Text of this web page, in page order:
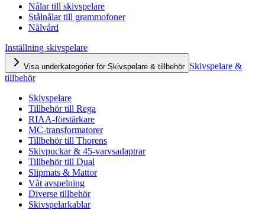
Nålar till skivspelare
Stålnålar till grammofoner
Nålvård
Inställning skivspelare
Visa underkategorier för Skivspelare & tillbehör Skivspelare &
tillbehör
Skivspelare
Tillbehör till Rega
RIAA-förstärkare
MC-transformatorer
Tillbehör till Thorens
Skivpuckar & 45-varvsadaptrar
Tillbehör till Dual
Slipmats & Mattor
Våt avspelning
Diverse tillbehör
Skivspelarkablar